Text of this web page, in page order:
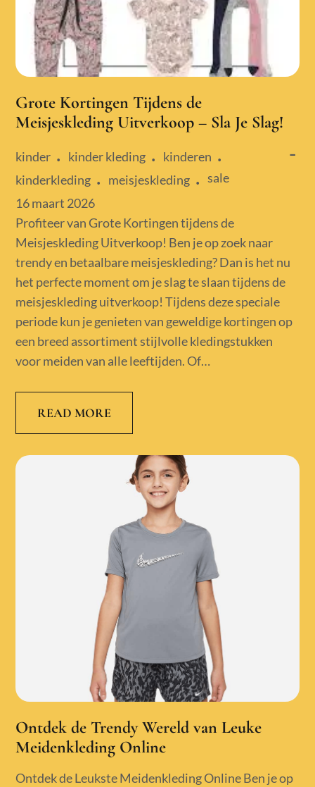
Grote Kortingen Tijdens de
Meisjeskleding Uitverkoop – Sla Je Slag!
kinder kinder kleding
kinderen
kinderkleding
meisjeskleding
sale
Posted
on
16 maart 2026
Profiteer van Grote Kortingen tijdens de
Meisjeskleding Uitverkoop! Ben je op zoek naar
trendy en betaalbare meisjeskleding? Dan is het nu
het perfecte moment om je slag te slaan tijdens de
meisjeskleding uitverkoop! Tijdens deze speciale
periode kun je genieten van geweldige kortingen op
een breed assortiment stijlvolle kledingstukken
voor meiden van alle leeftijden. Of…
READ MORE
Ontdek de Trendy Wereld van Leuke
Meidenkleding Online
Ontdek de Leukste Meidenkleding Online Ben je op